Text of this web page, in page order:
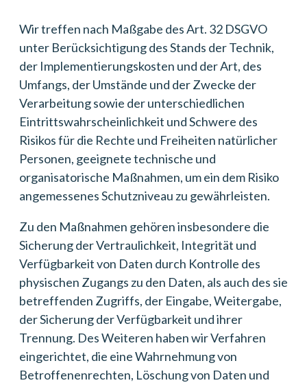
Wir treffen nach Maßgabe des Art. 32 DSGVO
unter Berücksichtigung des Stands der Technik,
der Implementierungskosten und der Art, des
Umfangs, der Umstände und der Zwecke der
Verarbeitung sowie der unterschiedlichen
Eintrittswahrscheinlichkeit und Schwere des
Risikos für die Rechte und Freiheiten natürlicher
Personen, geeignete technische und
organisatorische Maßnahmen, um ein dem Risiko
angemessenes Schutzniveau zu gewährleisten.
Zu den Maßnahmen gehören insbesondere die
Sicherung der Vertraulichkeit, Integrität und
Verfügbarkeit von Daten durch Kontrolle des
physischen Zugangs zu den Daten, als auch des sie
betreffenden Zugriffs, der Eingabe, Weitergabe,
der Sicherung der Verfügbarkeit und ihrer
Trennung. Des Weiteren haben wir Verfahren
eingerichtet, die eine Wahrnehmung von
Betroffenenrechten, Löschung von Daten und